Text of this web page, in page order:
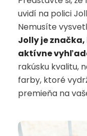
uvidí na polici
Nemusíte
Jolly je
aktívne
rakúsku kvalitu,
farby, ktoré
premieňa na